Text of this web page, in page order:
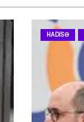
HADISƏ